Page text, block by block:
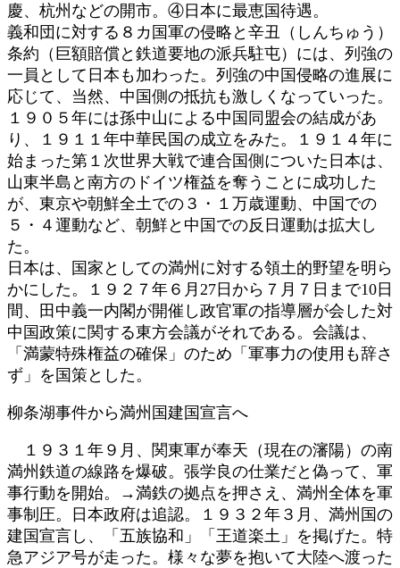
慶、杭州などの開市。④日本に最恵国待遇。
義和団に対する８カ国軍の侵略と辛丑（しんちゅう）
条約（巨額賠償と鉄道要地の派兵駐屯）には、列強の
一員として日本も加わった。列強の中国侵略の進展に
応じて、当然、中国側の抵抗も激しくなっていった。
１９０５年には孫中山による中国同盟会の結成があ
り、１９１１年中華民国の成立をみた。１９１４年に
始まった第１次世界大戦で連合国側についた日本は、
山東半島と南方のドイツ権益を奪うことに成功した
が、東京や朝鮮全土での３・１万歳運動、中国での
５・４運動など、朝鮮と中国での反日運動は拡大し
た。
日本は、国家としての満州に対する領土的野望を明ら
かにした。１９２７年６月27日から７月７日まで10日
間、田中義一内閣が開催し政官軍の指導層が会した対
中国政策に関する東方会議がそれである。会議は、
「満蒙特殊権益の確保」のため「軍事力の使用も辞さ
ず」を国策とした。
柳条湖事件から満州国建国宣言へ
１９３１年９月、関東軍が奉天（現在の瀋陽）の南
満州鉄道の線路を爆破。張学良の仕業だと偽って、軍
事行動を開始。→満鉄の拠点を押さえ、満州全体を軍
事制圧。日本政府は追認。１９３２年３月、満州国の
建国宣言し、「五族協和」「王道楽土」を掲げた。特
急アジア号が走った。様々な夢を抱いて大陸へ渡った